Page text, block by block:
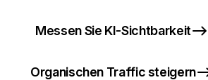
Messen Sie KI-Sichtbarkeit
Organischen Traffic steigern